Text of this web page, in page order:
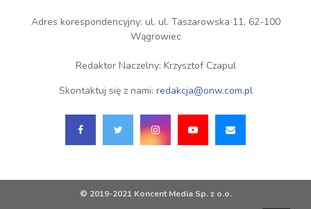
Adres korespondencyjny: ul. ul. Taszarowska 11, 62-100
Wągrowiec
Redaktor Naczelny: Krzysztof Czapul
Skontaktuj się z nami: redakcja@onw.com.pl
© 2019-2021 Koncent Media Sp. z o.o.